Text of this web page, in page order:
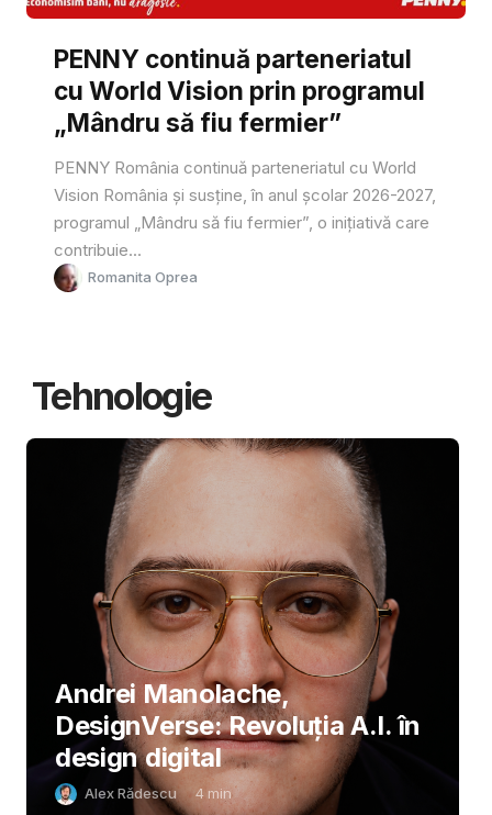
PENNY continuă parteneriatul
cu World Vision prin programul
„Mândru să fiu fermier”
PENNY România continuă parteneriatul cu World
Vision România și susține, în anul școlar 2026-2027,
programul „Mândru să fiu fermier”, o inițiativă care
contribuie...
Romanita Oprea
Tehnologie
Andrei Manolache,
DesignVerse: Revoluția A.I. în
design digital
Alex Rădescu 4 min